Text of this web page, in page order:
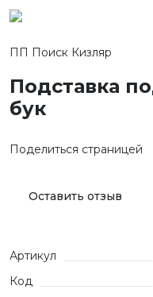
ПП Поиск Кизляр
Подставка
бук
Поделиться страницей
Оставить отзыв
Артикул
Код